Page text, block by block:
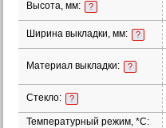
Высота, мм: ?
Ширина выкладки, мм: ?
Материал выкладки: ?
Стекло: ?
Температурный режим, *С: